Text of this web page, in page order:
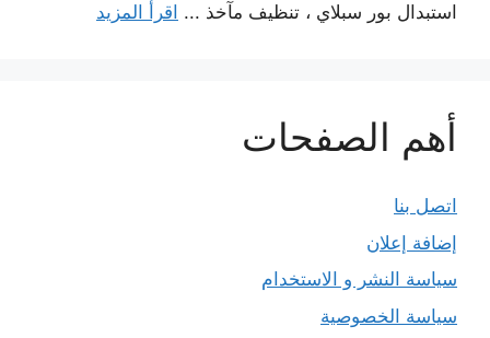
استبدال بور سبلاي ، تنظيف مآخذ ... اقرأ المزيد
أهم الصفحات
اتصل بنا
إضافة إعلان
سياسة النشر و الاستخدام
سياسة الخصوصية